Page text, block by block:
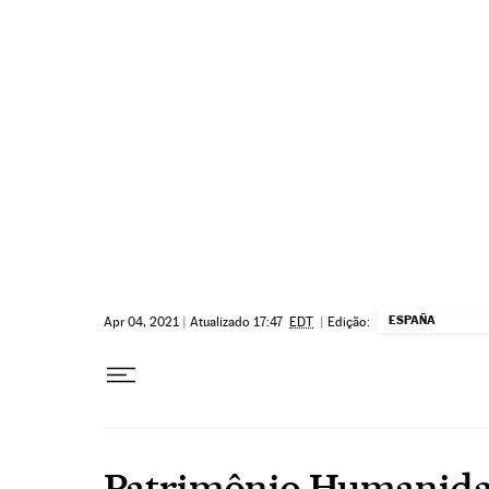
Apr 04, 2021 | Atualizado 17:47 EDT | Edição: ESPAÑA